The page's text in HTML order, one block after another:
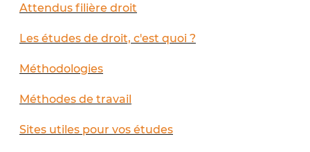
Attendus filière droit
Les études de droit, c'est quoi ?
Méthodologies
Méthodes de travail
Sites utiles pour vos études